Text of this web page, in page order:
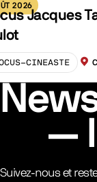
2026
Jacques
CINEASTE
Suivez-nous et